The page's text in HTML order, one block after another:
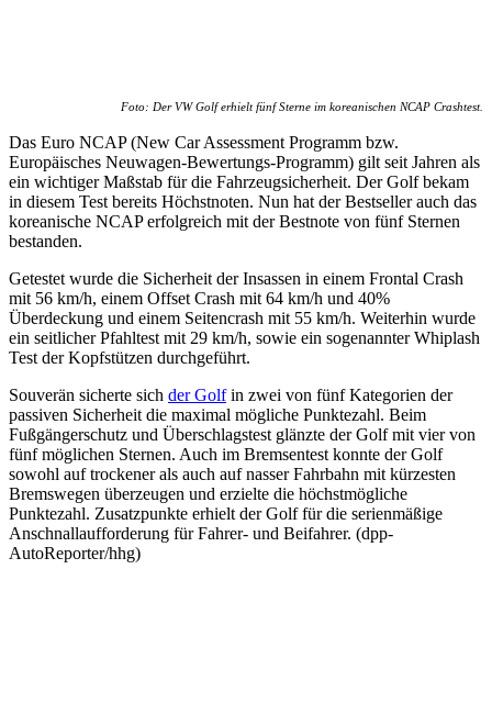
Foto: Der VW Golf erhielt fünf Sterne im koreanischen NCAP Crashtest.
Das Euro NCAP (New Car Assessment Programm bzw.
Europäisches Neuwagen-Bewertungs-Programm) gilt seit Jahren als
ein wichtiger Maßstab für die Fahrzeugsicherheit. Der Golf bekam
in diesem Test bereits Höchstnoten. Nun hat der Bestseller auch das
koreanische NCAP erfolgreich mit der Bestnote von fünf Sternen
bestanden.
Getestet wurde die Sicherheit der Insassen in einem Frontal Crash
mit 56 km/h, einem Offset Crash mit 64 km/h und 40%
Überdeckung und einem Seitencrash mit 55 km/h. Weiterhin wurde
ein seitlicher Pfahltest mit 29 km/h, sowie ein sogenannter Whiplash
Test der Kopfstützen durchgeführt.
Souverän sicherte sich der Golfin zwei von fünf Kategorien der
passiven Sicherheit die maximal mögliche Punktezahl. Beim
Fußgängerschutz und Überschlagstest glänzte der Golf mit vier von
fünf möglichen Sternen. Auch im Bremsentest konnte der Golf
sowohl auf trockener als auch auf nasser Fahrbahn mit kürzesten
Bremswegen überzeugen und erzielte die höchstmögliche
Punktezahl. Zusatzpunkte erhielt der Golf für die serienmäßige
Anschnallaufforderung für Fahrer- und Beifahrer. (dpp-
AutoReporter/hhg)